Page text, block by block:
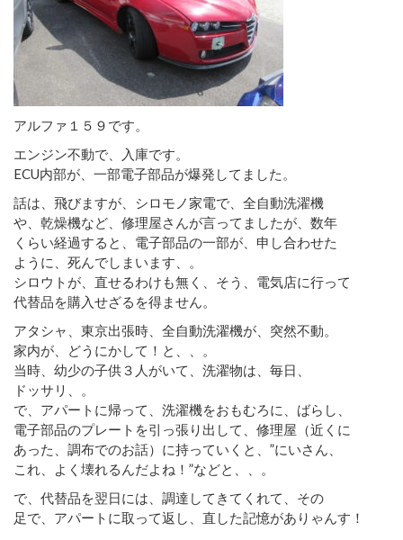
アルファ１５９です。
エンジン不動で、入庫です。
ECU内部が、一部電子部品が爆発してました。
話は、飛びますが、シロモノ家電で、全自動洗濯機
や、乾燥機など、修理屋さんが言ってましたが、数年
くらい経過すると、電子部品の一部が、申し合わせた
ように、死んでしまいます、。
シロウトが、直せるわけも無く、そう、電気店に行って
代替品を購入せざるを得ません。
アタシャ、東京出張時、全自動洗濯機が、突然不動。
家内が、どうにかして！と、、。
当時、幼少の子供３人がいて、洗濯物は、毎日、
ドッサリ、。
で、アパートに帰って、洗濯機をおもむろに、ばらし、
電子部品のプレートを引っ張り出して、修理屋（近くに
あった、調布でのお話）に持っていくと、”にいさん、
これ、よく壊れるんだよね！”などと、、。
で、代替品を翌日には、調達してきてくれて、その
足で、アパートに取って返し、直した記憶がありゃんす！